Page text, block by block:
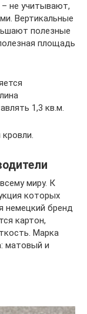
не учитывают,
Вертикальные
полезные
площадь
1,3 кв.м.
миру. К
которых
немецкий бренд
картон,
Марка
матовый и